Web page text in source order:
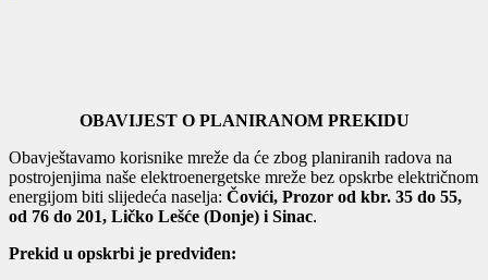
OBAVIJEST O PLANIRANOM PREKIDU
Obavještavamo korisnike mreže da će zbog planiranih radova na
postrojenjima naše elektroenergetske mreže bez opskrbe električnom
energijom biti slijedeća naselja: Čovići, Prozor od kbr. 35 do 55,
od 76 do 201, Ličko Lešće (Donje) i Sinac.
Prekid u opskrbi je predviđen: